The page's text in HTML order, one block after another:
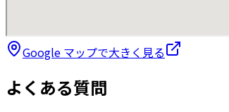
Google マップで大きく見る
よくある質問